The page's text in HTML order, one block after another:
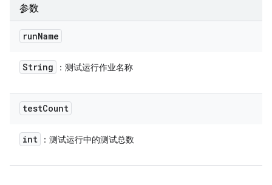
参数
runName
String ：测试运行作业名称
testCount
int ：测试运行中的测试总数